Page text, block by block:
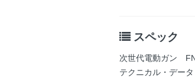
スペック
次世代電動ガン
テクニカル・データ